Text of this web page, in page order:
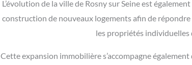
L’évolution de la ville de Rosny sur Seine est
construction de nouveaux logements afin de
les propriétés
Cette expansion immobilière s’accompagne